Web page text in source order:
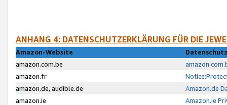
ANHANG 4: DATENSCHUTZERKLÄRUNG FÜR DIE
Amazon-Website
amazon.com.be
amazon.fr
amazon.de, audible.de
Amazon.de
amazon.ie
Amazon.ie